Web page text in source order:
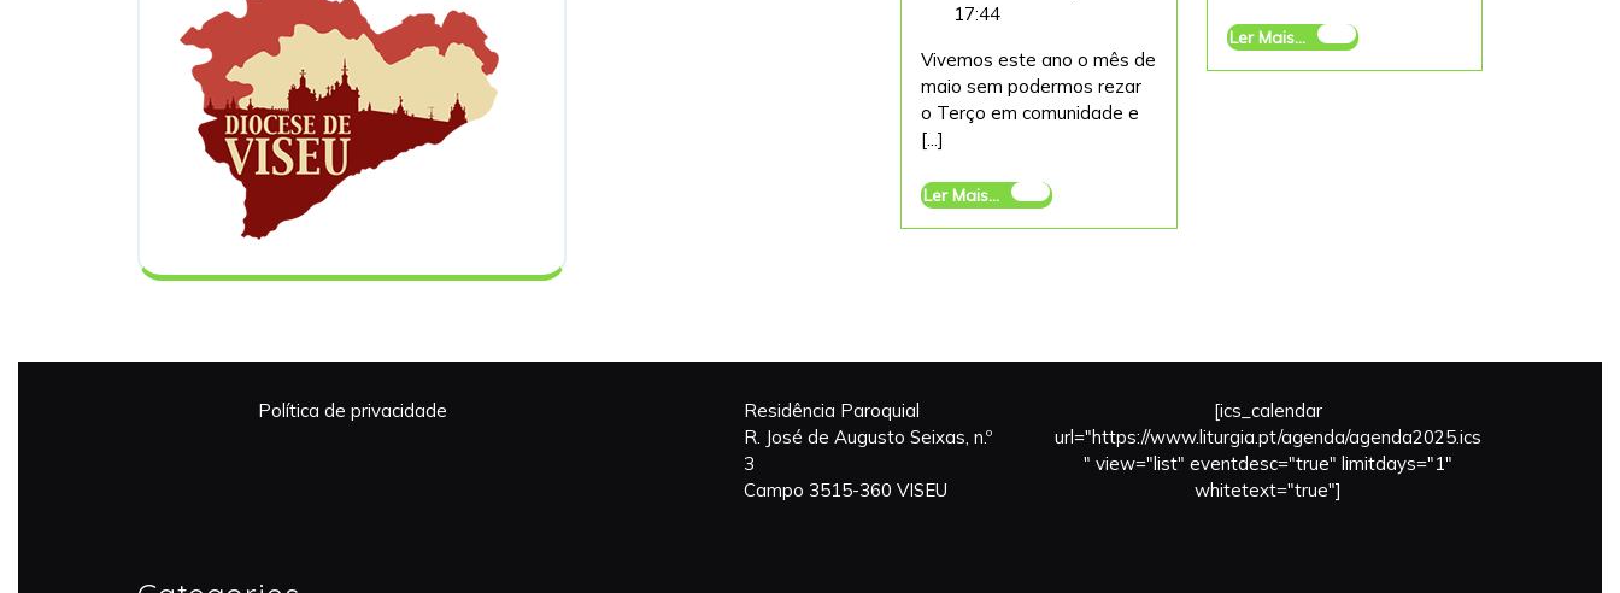
Maria
17:44
Vivemos este ano o mês de
maio sem podermos rezar
o Terço em comunidade e
[...]
Ler Mais... Ler
Ler Mais... Ler
Política de privacidade
Residência Paroquial
R. José de Augusto Seixas, n.º
3
Campo 3515-360 VISEU
[ics_calendar
url="https://www.liturgia.pt/agenda/agenda2025.ics
" view="list" eventdesc="true" limitdays="1"
whitetext="true"]